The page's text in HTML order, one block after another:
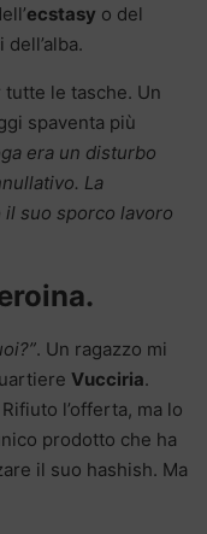
ecstasy o del
tutte le tasche. Un
spaventa più
era un disturbo
La
suo sporco lavoro
. Un ragazzo mi
Vucciria.
Rifiuto l’offerta, ma lo
prodotto che ha
il suo hashish. Ma